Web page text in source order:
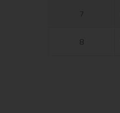
7
8